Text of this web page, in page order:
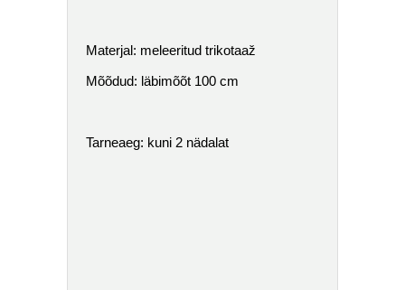
Materjal: meleeritud trikotaaž
Mõõdud: läbimõõt 100 cm
Tarneaeg: kuni 2 nädalat